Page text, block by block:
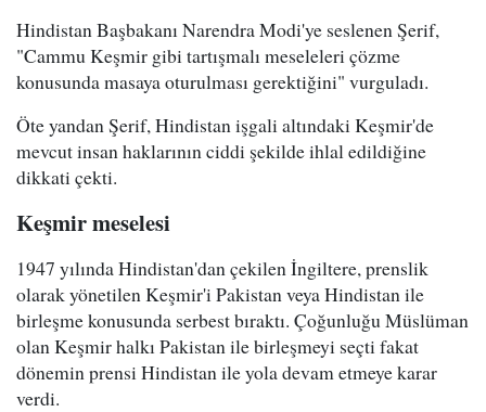
Hindistan Başbakanı Narendra Modi'ye seslenen Şerif,
"Cammu Keşmir gibi tartışmalı meseleleri çözme
konusunda masaya oturulması gerektiğini" vurguladı.
Öte yandan Şerif, Hindistan işgali altındaki Keşmir'de
mevcut insan haklarının ciddi şekilde ihlal edildiğine
dikkati çekti.
Keşmir meselesi
1947 yılında Hindistan'dan çekilen İngiltere, prenslik
olarak yönetilen Keşmir'i Pakistan veya Hindistan ile
birleşme konusunda serbest bıraktı. Çoğunluğu Müslüman
olan Keşmir halkı Pakistan ile birleşmeyi seçti fakat
dönemin prensi Hindistan ile yola devam etmeye karar
verdi.